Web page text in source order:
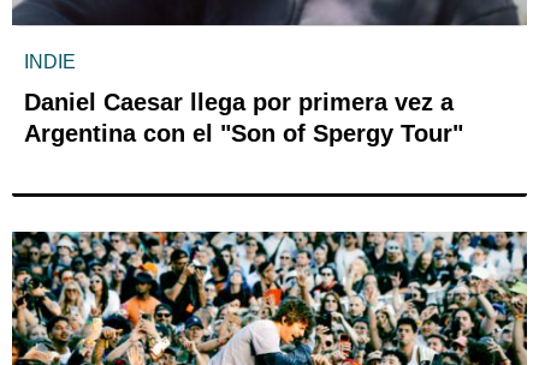
INDIE
Daniel Caesar llega por primera vez a
Argentina con el "Son of Spergy Tour"